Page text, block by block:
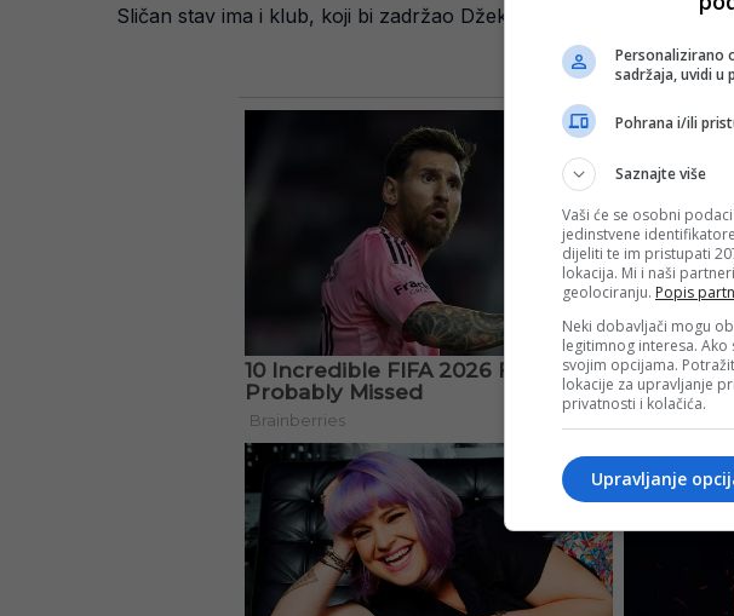
Sličan stav ima i klub, koji bi zadržao Džeku ako se uklapa u
Personalizirano
sadržaja, uvidi u
Pohrana i/ili
Saznajte više
Vaši će se osobni
jedinstvene
dijeliti te im pristupati
lokacija. Mi i naši
geolociranju. Popis
Neki dobavljači mogu
legitimnog interesa. Ako
svojim opcijama.
lokacije za upravljanje
privatnosti i kolačića.
Upravljanje